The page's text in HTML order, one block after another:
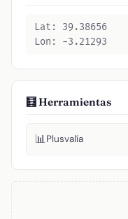
Lat: 39.38656
Lon: -3.21293
🧮 Herramientas
📊Plusvalía